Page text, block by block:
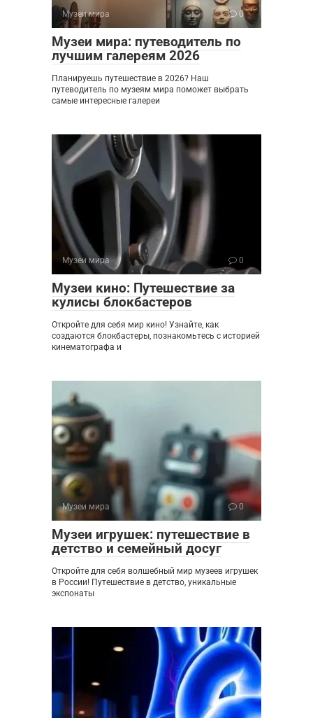
Музеи мира 0
Музеи мира: путеводитель по
лучшим галереям 2026
Планируешь путешествие в 2026? Наш
путеводитель по музеям мира поможет выбрать
самые интересные галереи
Музеи мира 0
Музеи кино: Путешествие за
кулисы блокбастеров
Откройте для себя мир кино! Узнайте, как
создаются блокбастеры, познакомьтесь с историей
кинематографа и
Музеи мира 0
Музеи игрушек: путешествие в
детство и семейный досуг
Откройте для себя волшебный мир музеев игрушек
в России! Путешествие в детство, уникальные
экспонаты